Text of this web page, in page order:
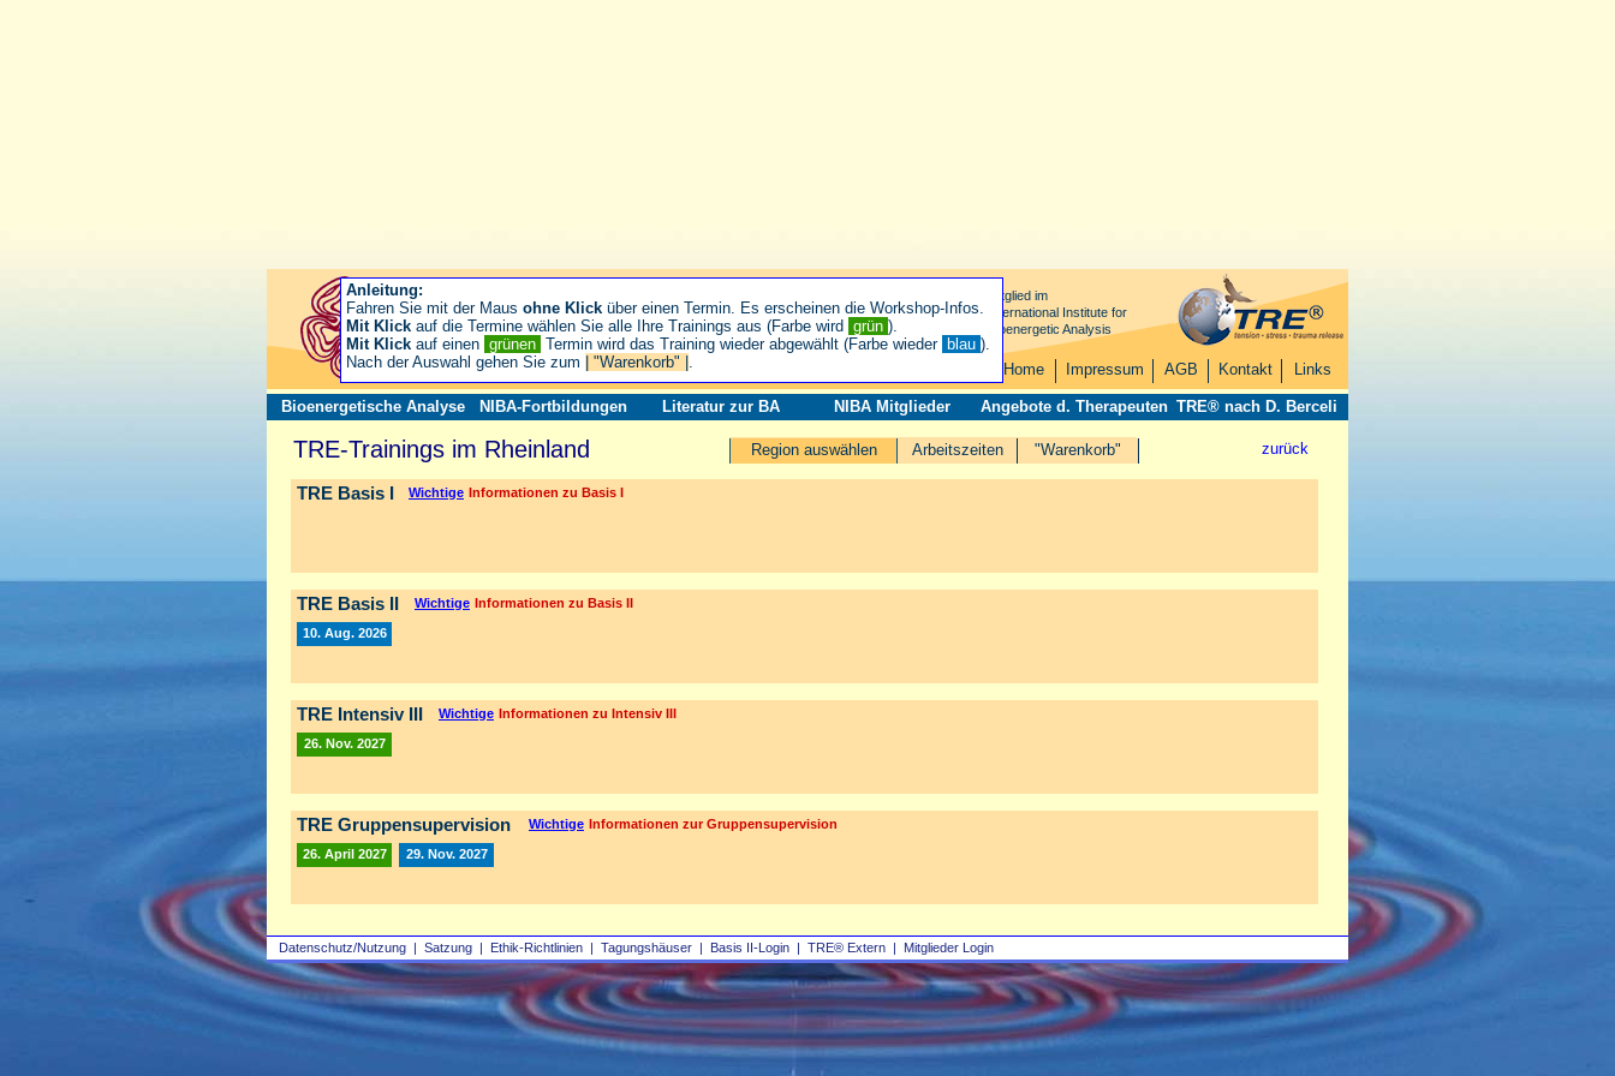
Datenschutz/Nutzung | Satzung | Ethik-Richtlinien | Tagungshäuser | Basis II‑Login | TRE® Extern | Mitglieder Login
Mitglied im
International Institute for
Bioenergetic Analysis
Home Impressum AGB Kontakt Links
Bioenergetische Analyse NIBA-Fortbildungen Literatur zur BA NIBA Mitglieder Angebote d. Therapeuten TRE® nach D. Berceli
zurück
Arbeitszeiten "Warenkorb"
TRE-Trainings im Rheinland Region auswählen
TRE Basis I Wichtige Informationen zu Basis I
TRE Basis II Wichtige Informationen zu Basis II
10. Aug. 2026
TRE Intensiv III Wichtige Informationen zu Intensiv III
26. Nov. 2027
TRE Gruppensupervision Wichtige Informationen zur Gruppensupervision
26. April 2027 29. Nov. 2027
Anleitung:
Fahren Sie mit der Maus ohne Klick über einen Termin. Es erscheinen die Workshop-Infos.
Mit Klick auf die Termine wählen Sie alle Ihre Trainings aus (Farbe wird grün ).
Mit Klick auf einen grünen Termin wird das Training wieder abgewählt (Farbe wieder blau ).
Nach der Auswahl gehen Sie zum
| "Warenkorb" | .